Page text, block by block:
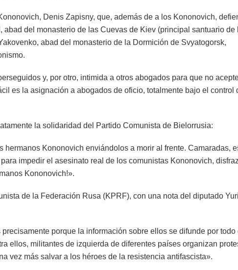
Denis Zapisny, que, además de a los Kononovich,
del monasterio de las Cuevas de Kiev (principal santuario de
abad del monasterio de la Dormición de Svyatogorsk,
y, por otro, intimida a otros abogados para que no
es la asignación a abogados de oficio, totalmente bajo el control
la solidaridad del Partido Comunista de Bielorrusia:
Kononovich enviándolos a morir al frente. Camaradas,
impedir el asesinato real de los comunistas Kononovich,
Kononovich!».
de la Federación Rusa (KPRF), con una nota del diputado Yuri
porque la información sobre ellos se difunde por todo
ellos, militantes de izquierda de diferentes países organizan
vez más salvar a los héroes de la resistencia antifascista».